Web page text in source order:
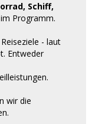
Schiff,
im Programm.
- laut
Entweder
wir die